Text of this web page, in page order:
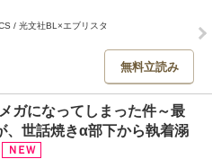
/ 光文社BL×エブリスタ
無料立読み
ガになってしまった件～最
、世話焼きα部下から執着溺